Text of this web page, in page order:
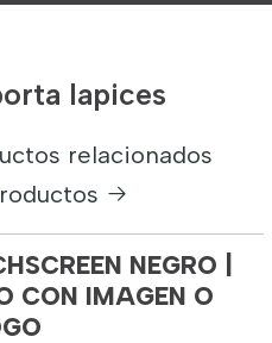
lapices
relacionados
NEGRO |
CON IMAGEN O